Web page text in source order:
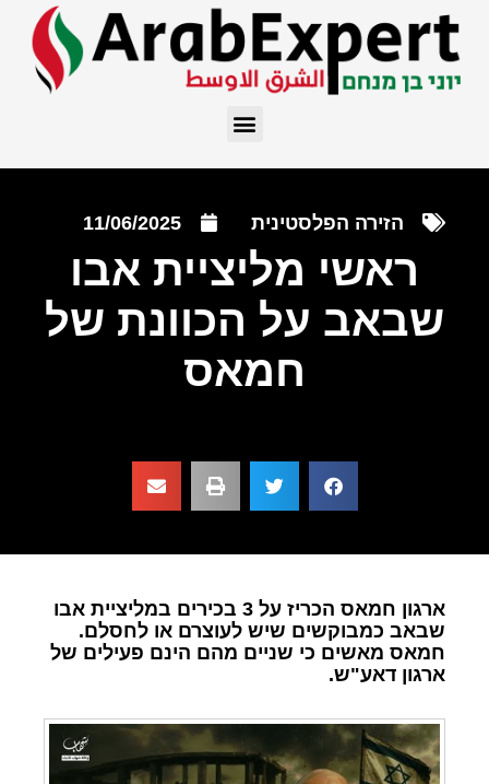
הזירה הפלסטינית 11/06/2025
ראשי מליציית אבו
שבאב על הכוונת של
חמאס
ארגון חמאס הכריז על 3 בכירים במליציית אבו
שבאב כמבוקשים שיש לעוצרם או לחסלם.
חמאס מאשים כי שניים מהם הינם פעילים של
ארגון דאע"ש.